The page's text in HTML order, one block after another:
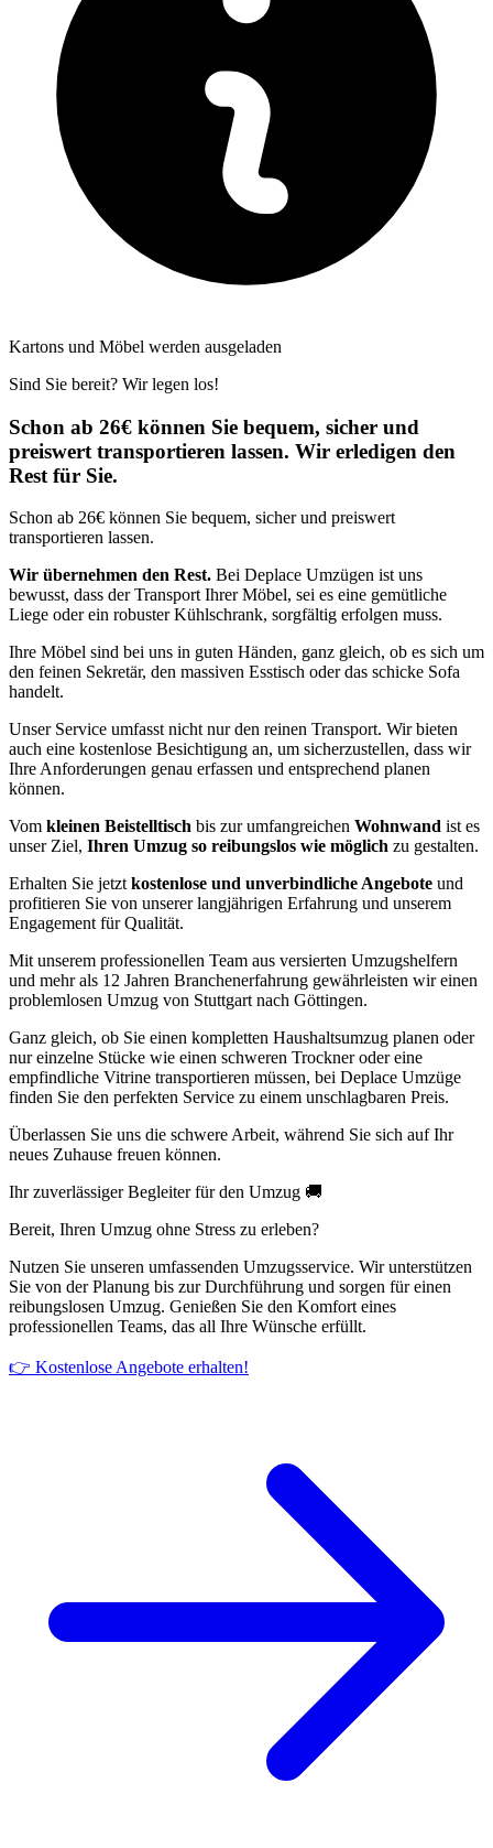
Kartons und Möbel werden ausgeladen
Sind Sie bereit? Wir legen los!
Schon ab 26€ können Sie bequem, sicher und
preiswert transportieren lassen. Wir erledigen den
Rest für Sie.
Schon ab 26€ können Sie bequem, sicher und preiswert
transportieren lassen.
Wir übernehmen den Rest. Bei Deplace Umzügen ist uns
bewusst, dass der Transport Ihrer Möbel, sei es eine gemütliche
Liege oder ein robuster Kühlschrank, sorgfältig erfolgen muss.
Ihre Möbel sind bei uns in guten Händen, ganz gleich, ob es sich um
den feinen Sekretär, den massiven Esstisch oder das schicke Sofa
handelt.
Unser Service umfasst nicht nur den reinen Transport. Wir bieten
auch eine kostenlose Besichtigung an, um sicherzustellen, dass wir
Ihre Anforderungen genau erfassen und entsprechend planen
können.
Vom kleinen Beistelltisch bis zur umfangreichen Wohnwand ist es
unser Ziel, Ihren Umzug so reibungslos wie möglich zu gestalten.
Erhalten Sie jetzt kostenlose und unverbindliche Angebote und
profitieren Sie von unserer langjährigen Erfahrung und unserem
Engagement für Qualität.
Mit unserem professionellen Team aus versierten Umzugshelfern
und mehr als 12 Jahren Branchenerfahrung gewährleisten wir einen
problemlosen Umzug von Stuttgart nach Göttingen.
Ganz gleich, ob Sie einen kompletten Haushaltsumzug planen oder
nur einzelne Stücke wie einen schweren Trockner oder eine
empfindliche Vitrine transportieren müssen, bei Deplace Umzüge
finden Sie den perfekten Service zu einem unschlagbaren Preis.
Überlassen Sie uns die schwere Arbeit, während Sie sich auf Ihr
neues Zuhause freuen können.
Ihr zuverlässiger Begleiter für den Umzug 🚚
Bereit, Ihren Umzug ohne Stress zu erleben?
Nutzen Sie unseren umfassenden Umzugsservice. Wir unterstützen
Sie von der Planung bis zur Durchführung und sorgen für einen
reibungslosen Umzug. Genießen Sie den Komfort eines
professionellen Teams, das all Ihre Wünsche erfüllt.
👉 Kostenlose Angebote erhalten!